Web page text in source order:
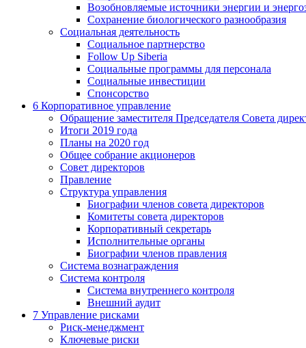
Возобновляемые источники энергии и
Сохранение биологического разнообразия
Социальная деятельность
Социальное партнерство
Follow Up Siberia
Социальные программы для персонала
Социальные инвестиции
Спонсорство
6 Корпоративное управление
Обращение заместителя Председателя Совета
Итоги 2019 года
Планы на 2020 год
Общее собрание акционеров
Совет директоров
Правление
Структура управления
Биографии членов совета директоров
Комитеты совета директоров
Корпоративный секретарь
Исполнительные органы
Биографии членов правления
Система вознаграждения
Система контроля
Система внутреннего контроля
Внешний аудит
7 Управление рисками
Риск-менеджмент
Ключевые риски